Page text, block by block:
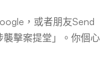
，或者朋友Send
擊案提堂」。你個心